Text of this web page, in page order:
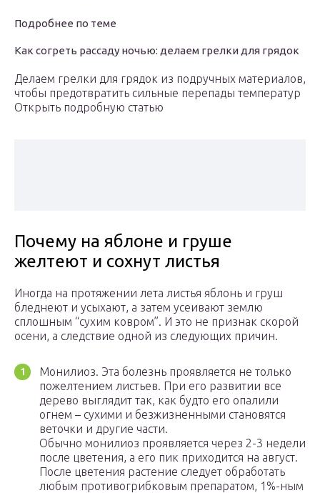
Подробнее по теме
Как согреть рассаду ночью: делаем грелки для грядок
Делаем грелки для грядок из подручных материалов,
чтобы предотвратить сильные перепады температур
Открыть подробную статью
Почему на яблоне и груше
желтеют и сохнут листья
Иногда на протяжении лета листья яблонь и груш
бледнеют и усыхают, а затем усеивают землю
сплошным “сухим ковром”. И это не признак скорой
осени, а следствие одной из следующих причин.
Монилиоз. Эта болезнь проявляется не только
пожелтением листьев. При его развитии все
дерево выглядит так, как будто его опалили
огнем – сухими и безжизненными становятся
веточки и другие части.
Обычно монилиоз проявляется через 2-3 недели
после цветения, а его пик приходится на август.
После цветения растение следует обработать
любым противогрибковым препаратом, 1%-ным